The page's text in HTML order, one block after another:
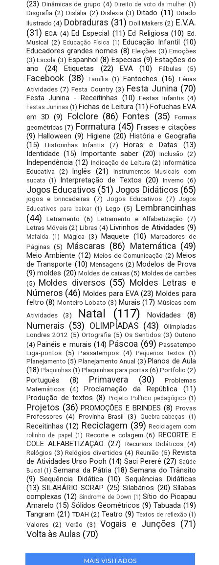
(23) Dinâmicas de grupo (4) Direito de voto da mulher (1)
Disgrafia (2) Dislalia (2) Dislexia (3) Ditado (11) Ditado
Ilustrado (4) Dobraduras (31) Doll Makers (2) E.V.A.
(31) ECA (4) Ed Especial (11) Ed Religiosa (10) Ed.
Musical (2) Educação Física (1) Educação Infantil (10)
Educadores grandes nomes (8) Eleições (3) Emoções
(3) Escola (3) Espanhol (8) Especiais (9) Estações do
ano
(24) Etiquetas (22) EVA (10) Fábulas (5)
Facebook (38) Família (1) Fantoches (16)
Férias
Atividades (7) Festa Country (3) Festa Junina (70)
Festa Junina - Receitinhas (10) Festas Infantis (4)
Festas Juninas (1) Fichas de Leitura (11) Fofuchas EVA
em 3D (9) Folclore (86) Fontes (35)
Formas
geométricas (7) Formatura (45) Frases e citações
(9) Halloween (9) Higiene (20) História e Geografia
(15)
Historinhas Infantis (7) Horas e Datas
(13)
Identidade (15) Importante saber (20) Inclusão (2)
Independência (12) Indicação de Leitura (2) Informática
Educativa
(2) Inglês (21)
Instrumentos Musicais com
sucata
(1) Interpretação de Textos (20) Inverno (6)
Jogos Educativos (51) Jogos Didáticos (65)
jogos e brincadeiras (7) Jogos Educativos (7)
Jogos
Educativos para baixar (1) Lego (5) Lembrancinhas
(44)
Letramento (6) Letramento e Alfabetização
(7)
Letras Móveis (2) Libras (4) Livrinhos de Atividades (9)
Mafalda (1) Mágica (3) Maquete (10)
Marcadores de
Páginas (5) Máscaras (86) Matemática (49)
Meio Ambiente (12) Meios de Comunicação (2) Meios
de Transporte (10) Mensagens (2) Modelos de Prova
(9) moldes (20) Moldes de caixas (5) Moldes de cartões
(5) Moldes diversos (55) Moldes Letras e
Números (46) Moldes para EVA (23) Moldes para
feltro (8) Monteiro Lobato (3) Murais (17) Músicas com
Atividades
(3) Natal (117) Novidades (8)
Numerais (53) OLIMPÍADAS (43)
Olimpíadas
Londres 2012 (5) Ortografia (5) Os Sentidos (3) Outono
(4) Painéis e murais (14) Páscoa (69) Passatempo
Liga-pontos (5) Passatempos (4) Pequenos textos (1)
Planejamento (5) Planejamento Anual (3) Planos de Aula
(18) Plaquinhas (1) Plaquinhas para portas(6) Portfolio (2)
Português (8) Primavera (30)
Problemas
Matemáticos
(4) Proclamação da República
(11)
Produção de textos (8) Projeto Político pedagógico (1)
Projetos (36) PROMOÇÕES E BRINDES (8) Provas
Professores (4) Provinha Brasil (3) Quebra-cabeças (1)
Receitinhas (12) Reciclagem (39) Reciclagem com
rolinho de papel
(1) Recorte e colagem (6) RECORTE E
COLE ALFABETIZAÇÃO (27) Recursos Didáticos (4)
Relógios (3) Relógios divertidos (4) Reunião (5) Revista
de Atividades Urso Pooh (14) Saci Pererê (27) Saúde
Bucal
(1) Semana da Pátria (18) Semana do Trânsito
(9) Sequência Didática (10)
Sequências Didáticas
(13) SILABÁRIO SCRAP (25) Silabários (20) Sílabas
complexas (12) Síndrome de Down (1) Sítio do Picapau
Amarelo (15) Sólidos Geométricos (9) Tabuada (19)
Tangram (21) TDAH (2) Teatro (9) Textos de reflexão (1)
Valores (2) Verão (3) Vogais e Junções (71)
Volta às Aulas (70)
MAIS VISITADOS